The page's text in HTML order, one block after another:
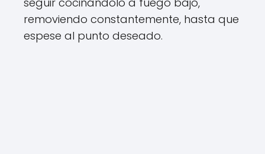
removiendo constantemente, hasta que
espese al punto deseado.